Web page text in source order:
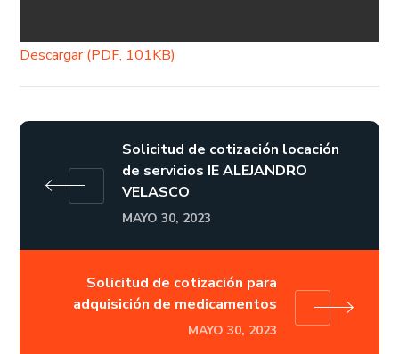
Descargar (PDF, 101KB)
Solicitud de cotización locación
de servicios IE ALEJANDRO
VELASCO
MAYO 30, 2023
Solicitud de cotización para
adquisición de medicamentos
MAYO 30, 2023